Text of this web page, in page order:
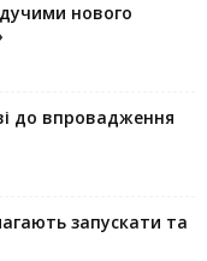
нового
до впровадження
запускaти та